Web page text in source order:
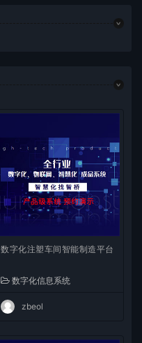
数字化注塑车间智能制造平台
数字化信息系统
zbeol